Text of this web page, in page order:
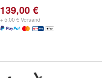
139,00 €
+ 5,00 € Versand